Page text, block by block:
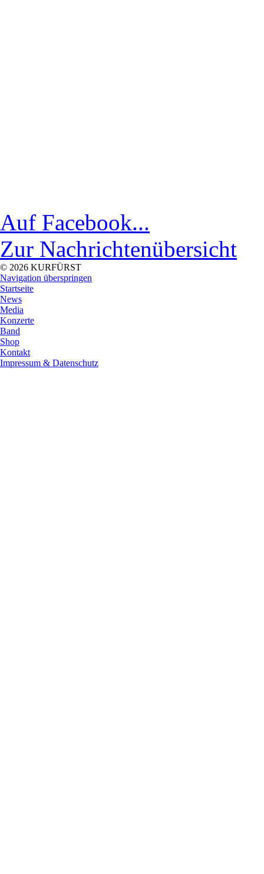
Auf Facebook...
Zur Nachrichtenübersicht
© 2026 KURFÜRST
Navigation überspringen
Startseite
News
Media
Konzerte
Band
Shop
Kontakt
Impressum & Datenschutz